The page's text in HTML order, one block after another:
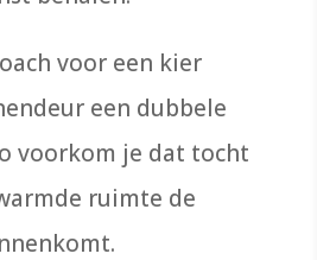
voor een kier
een dubbele
voorkom je dat tocht
ruimte de